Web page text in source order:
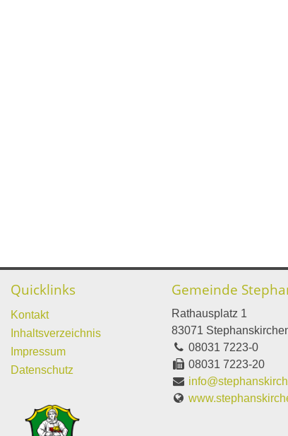
Quicklinks
Kontakt
Inhaltsverzeichnis
Impressum
Datenschutz
Gemeinde
Rathausplatz 1
83071
08031 7223-0
08031 7223-20